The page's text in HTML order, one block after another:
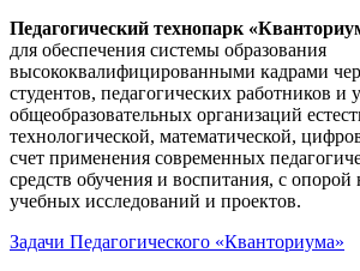
Педагогический технопарк
для обеспечения системы образования
высококвалифицированными кадрами
студентов, педагогических работников и
общеобразовательных организаций
технологической, математической,
счет применения современных
средств обучения и воспитания, с опорой
учебных исследований и проектов.
Задачи Педагогического «Кванториума»